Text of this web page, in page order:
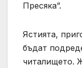
Пресяка”.
Ястията,
бъдат
читалището.